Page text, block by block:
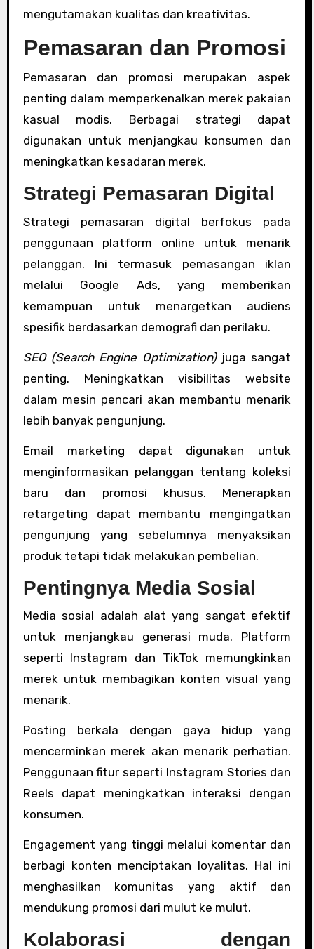
mengutamakan kualitas dan kreativitas.
Pemasaran dan Promosi
Pemasaran dan promosi merupakan aspek
penting dalam memperkenalkan merek pakaian
kasual modis. Berbagai strategi dapat
digunakan untuk menjangkau konsumen dan
meningkatkan kesadaran merek.
Strategi Pemasaran Digital
Strategi pemasaran digital berfokus pada
penggunaan platform online untuk menarik
pelanggan. Ini termasuk pemasangan iklan
melalui Google Ads, yang memberikan
kemampuan untuk menargetkan audiens
spesifik berdasarkan demografi dan perilaku.
SEO (Search Engine Optimization)juga sangat
penting. Meningkatkan visibilitas website
dalam mesin pencari akan membantu menarik
lebih banyak pengunjung.
Email marketing dapat digunakan untuk
menginformasikan pelanggan tentang koleksi
baru dan promosi khusus. Menerapkan
retargeting dapat membantu mengingatkan
pengunjung yang sebelumnya menyaksikan
produk tetapi tidak melakukan pembelian.
Pentingnya Media Sosial
Media sosial adalah alat yang sangat efektif
untuk menjangkau generasi muda. Platform
seperti Instagram dan TikTok memungkinkan
merek untuk membagikan konten visual yang
menarik.
Posting berkala dengan gaya hidup yang
mencerminkan merek akan menarik perhatian.
Penggunaan fitur seperti Instagram Stories dan
Reels dapat meningkatkan interaksi dengan
konsumen.
Engagement yang tinggi melalui komentar dan
berbagi konten menciptakan loyalitas. Hal ini
menghasilkan komunitas yang aktif dan
mendukung promosi dari mulut ke mulut.
Kolaborasi dengan